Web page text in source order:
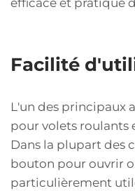
efficace et pratique
Facilité
L'un des principaux
pour volets roulants
Dans la plupart des
bouton pour ouvrir
particulièrement